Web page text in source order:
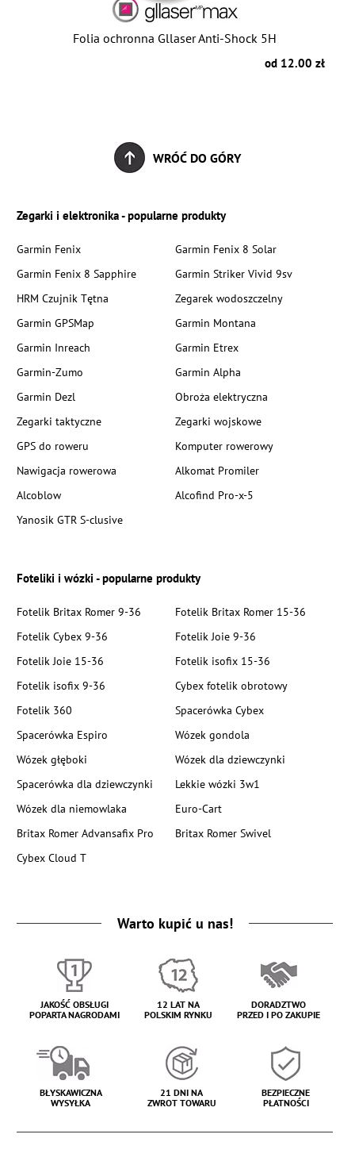
Folia ochronna Gllaser Anti-Shock 5H
od 12.00 zł
WRÓĆ DO GÓRY
Zegarki i elektronika - popularne produkty
Garmin Fenix
Garmin Fenix 8 Solar
Garmin Fenix 8 Sapphire
Garmin Striker Vivid 9sv
HRM Czujnik Tętna
Zegarek wodoszczelny
Garmin GPSMap
Garmin Montana
Garmin Inreach
Garmin Etrex
Garmin-Zumo
Garmin Alpha
Garmin Dezl
Obroża elektryczna
Zegarki taktyczne
Zegarki wojskowe
GPS do roweru
Komputer rowerowy
Nawigacja rowerowa
Alkomat Promiler
Alcoblow
Alcofind Pro-x-5
Yanosik GTR S-clusive
Foteliki i wózki - popularne produkty
Fotelik Britax Romer 9-36
Fotelik Britax Romer 15-36
Fotelik Cybex 9-36
Fotelik Joie 9-36
Fotelik Joie 15-36
Fotelik isofix 15-36
Fotelik isofix 9-36
Cybex fotelik obrotowy
Fotelik 360
Spacerówka Cybex
Spacerówka Espiro
Wózek gondola
Wózek głęboki
Wózek dla dziewczynki
Spacerówka dla dziewczynki
Lekkie wózki 3w1
Wózek dla niemowlaka
Euro-Cart
Britax Romer Advansafix Pro
Britax Romer Swivel
Cybex Cloud T
Warto kupić u nas!
JAKOŚĆ OBSŁUGI
POPARTA NAGRODAMI
12 LAT NA
POLSKIM RYNKU
DORADZTWO
PRZED I PO ZAKUPIE
BŁYSKAWICZNA
WYSYŁKA
21 DNI NA
ZWROT TOWARU
BEZPIECZNE
PŁATNOŚCI